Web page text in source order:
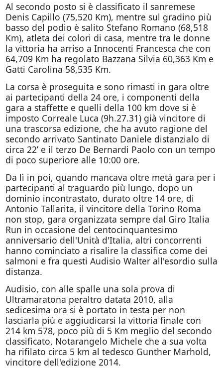
Al secondo posto si è classificato il sanremese
Denis Capillo (75,520 Km), mentre sul gradino più
basso del podio è salito Stefano Romano (68,518
Km), atleta dei colori di casa, mentre tra le donne
la vittoria ha arriso a Innocenti Francesca che con
64,709 Km ha regolato Bazzana Silvia 60,363 Km e
Gatti Carolina 58,535 Km.
La corsa è proseguita e sono rimasti in gara oltre
ai partecipanti della 24 ore, i componenti della
gara a staffette e quelli della 100 km dove si è
imposto Correale Luca (9h.27.31) già vincitore di
una trascorsa edizione, che ha avuto ragione del
secondo arrivato Santinato Daniele distanzialo di
circa 22’ e il terzo De Bernardi Paolo con un tempo
di poco superiore alle 10:00 ore.
Da lì in poi, quando mancava oltre metà gara per i
partecipanti al traguardo più lungo, dopo un
dominio incontrastato, durato oltre 14 ore, di
Antonio Tallarita, il vincitore della Torino Roma
non stop, gara organizzata sempre dal Giro Italia
Run in occasione del centocinquantesimo
anniversario dell'Unità d'Italia, altri concorrenti
hanno cominciato a risalire la classifica come dei
salmoni e fra questi Audisio Walter all'esordio sulla
distanza.
Audisio, con alle spalle una sola prova di
Ultramaratona peraltro datata 2010, alla
sedicesima ora si è portato in testa per non
lasciarla più e aggiudicarsi la vittoria finale con
214 km 578, poco più di 5 Km meglio del secondo
classificato, Notarangelo Michele che a sua volta
ha rifilato circa 5 km al tedesco Gunther Marhold,
vincitore dell'edizione 2014.